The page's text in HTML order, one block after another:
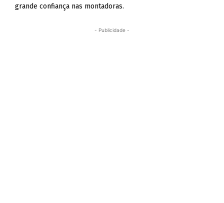
grande confiança nas montadoras.
- Publicidade -